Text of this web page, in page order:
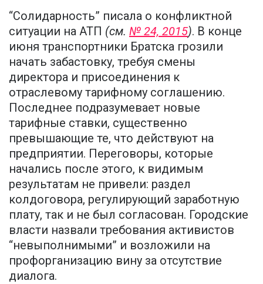
“Солидарность” писала о конфликтной
ситуации на АТП (см. № 24, 2015). В конце
июня транспортники Братска грозили
начать забастовку, требуя смены
директора и присоединения к
отраслевому тарифному соглашению.
Последнее подразумевает новые
тарифные ставки, существенно
превышающие те, что действуют на
предприятии. Переговоры, которые
начались после этого, к видимым
результатам не привели: раздел
колдоговора, регулирующий заработную
плату, так и не был согласован. Городские
власти назвали требования активистов
“невыполнимыми” и возложили на
профорганизацию вину за отсутствие
диалога.